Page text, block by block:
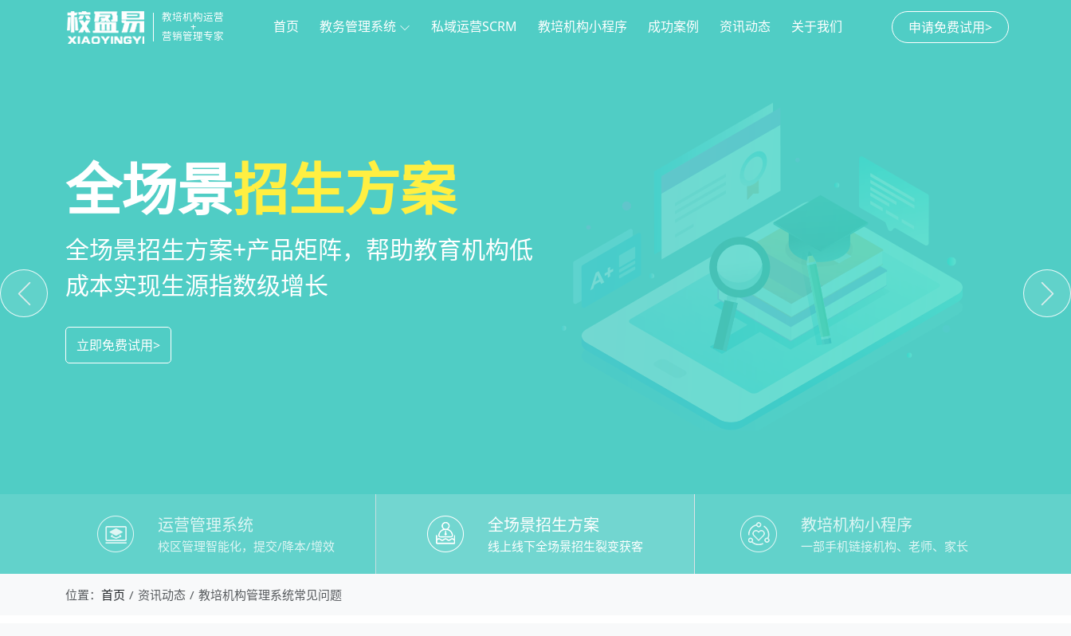
教培机构运营
+
营销管理专家
申请免费试用>
首页 教务管理系统 私域运营SCRM 教培机构小程序 成功案例 资讯动态 关于我们
校区运营管理系统
教培机构数字化全场景运营管理系统，全方
位解决学校经营管理难题
立即免费试用>
全场景招生方案
全场景招生方案+产品矩阵，帮助教育机构低
成本实现生源指数级增长
立即免费试用>
教培机构小程序
一部手机链接机构、学员、家长，管理更便
捷，互动零距离，体验更满意
立即免费试用>
运营管理系统
校区管理智能化，提交/降本/增效
全场景招生方案
线上线下全场景招生裂变获客
教培机构小程序
一部手机链接机构、老师、家长
校盈易-教培机构管理系统常见问题-【教培消课时软件app免费】哪个好？推荐校盈易教培消课时软件app免费教务管理平
位置： 首页 资讯动态 教培机构管理系统常见问题